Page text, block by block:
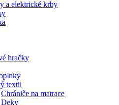
a elektrické krby
hračky
textil
Chrániče na matrace
Deky